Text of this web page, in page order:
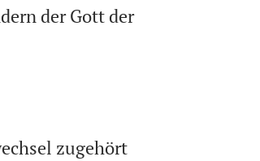
der Gott der
zugehört